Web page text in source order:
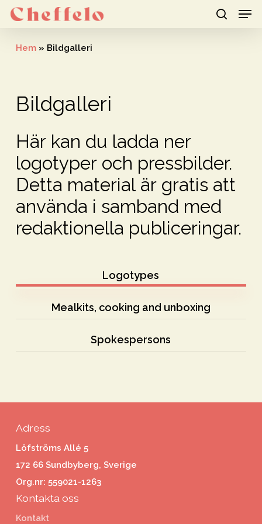
Skip
Hem» Bildgalleri
Bildgalleri
Här kan du ladda ner
logotyper och pressbilder.
Detta material är gratis att
använda i samband med
redaktionella publiceringar.
Logotypes
Mealkits, cooking and unboxing
Spokespersons
Adress
Löfströms Allé 5
172 66 Sundbyberg, Sverige
Org.nr: 559021-1263
Kontakta oss
Kontakt